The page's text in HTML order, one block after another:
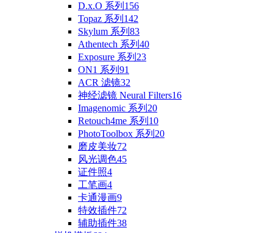
D.x.O 系列 156
Topaz 系列 142
Skylum 系列 83
Athentech 系列 40
Exposure 系列 23
ON1 系列 91
ACR 滤镜32
神经滤镜 Neural Filters16
Imagenomic 系列 20
Retouch4me 系列 10
PhotoToolbox 系列 20
磨皮美妆72
风光调色45
证件照4
工笔画4
卡通漫画9
特效插件72
辅助插件38